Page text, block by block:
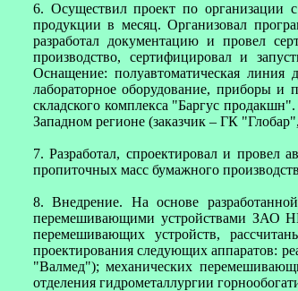
6. Осуществил проект по организации
продукции в месяц. Организовал
разработал документацию и провел
производство, сертифицировал и
Оснащение: полуавтоматическая линия
лабораторное оборудование, приборы и
складского комплекса "Баргус
Западном регионе (заказчик – ГК
7. Разработал, спроектировал и провел
пропиточных масс бумажного
8. Внедрение. На основе
перемешивающими устройствами ЗАО
перемешивающих устройств,
проектирования следующих аппаратов:
"Валмед"); механических
отделения гидрометаллургии